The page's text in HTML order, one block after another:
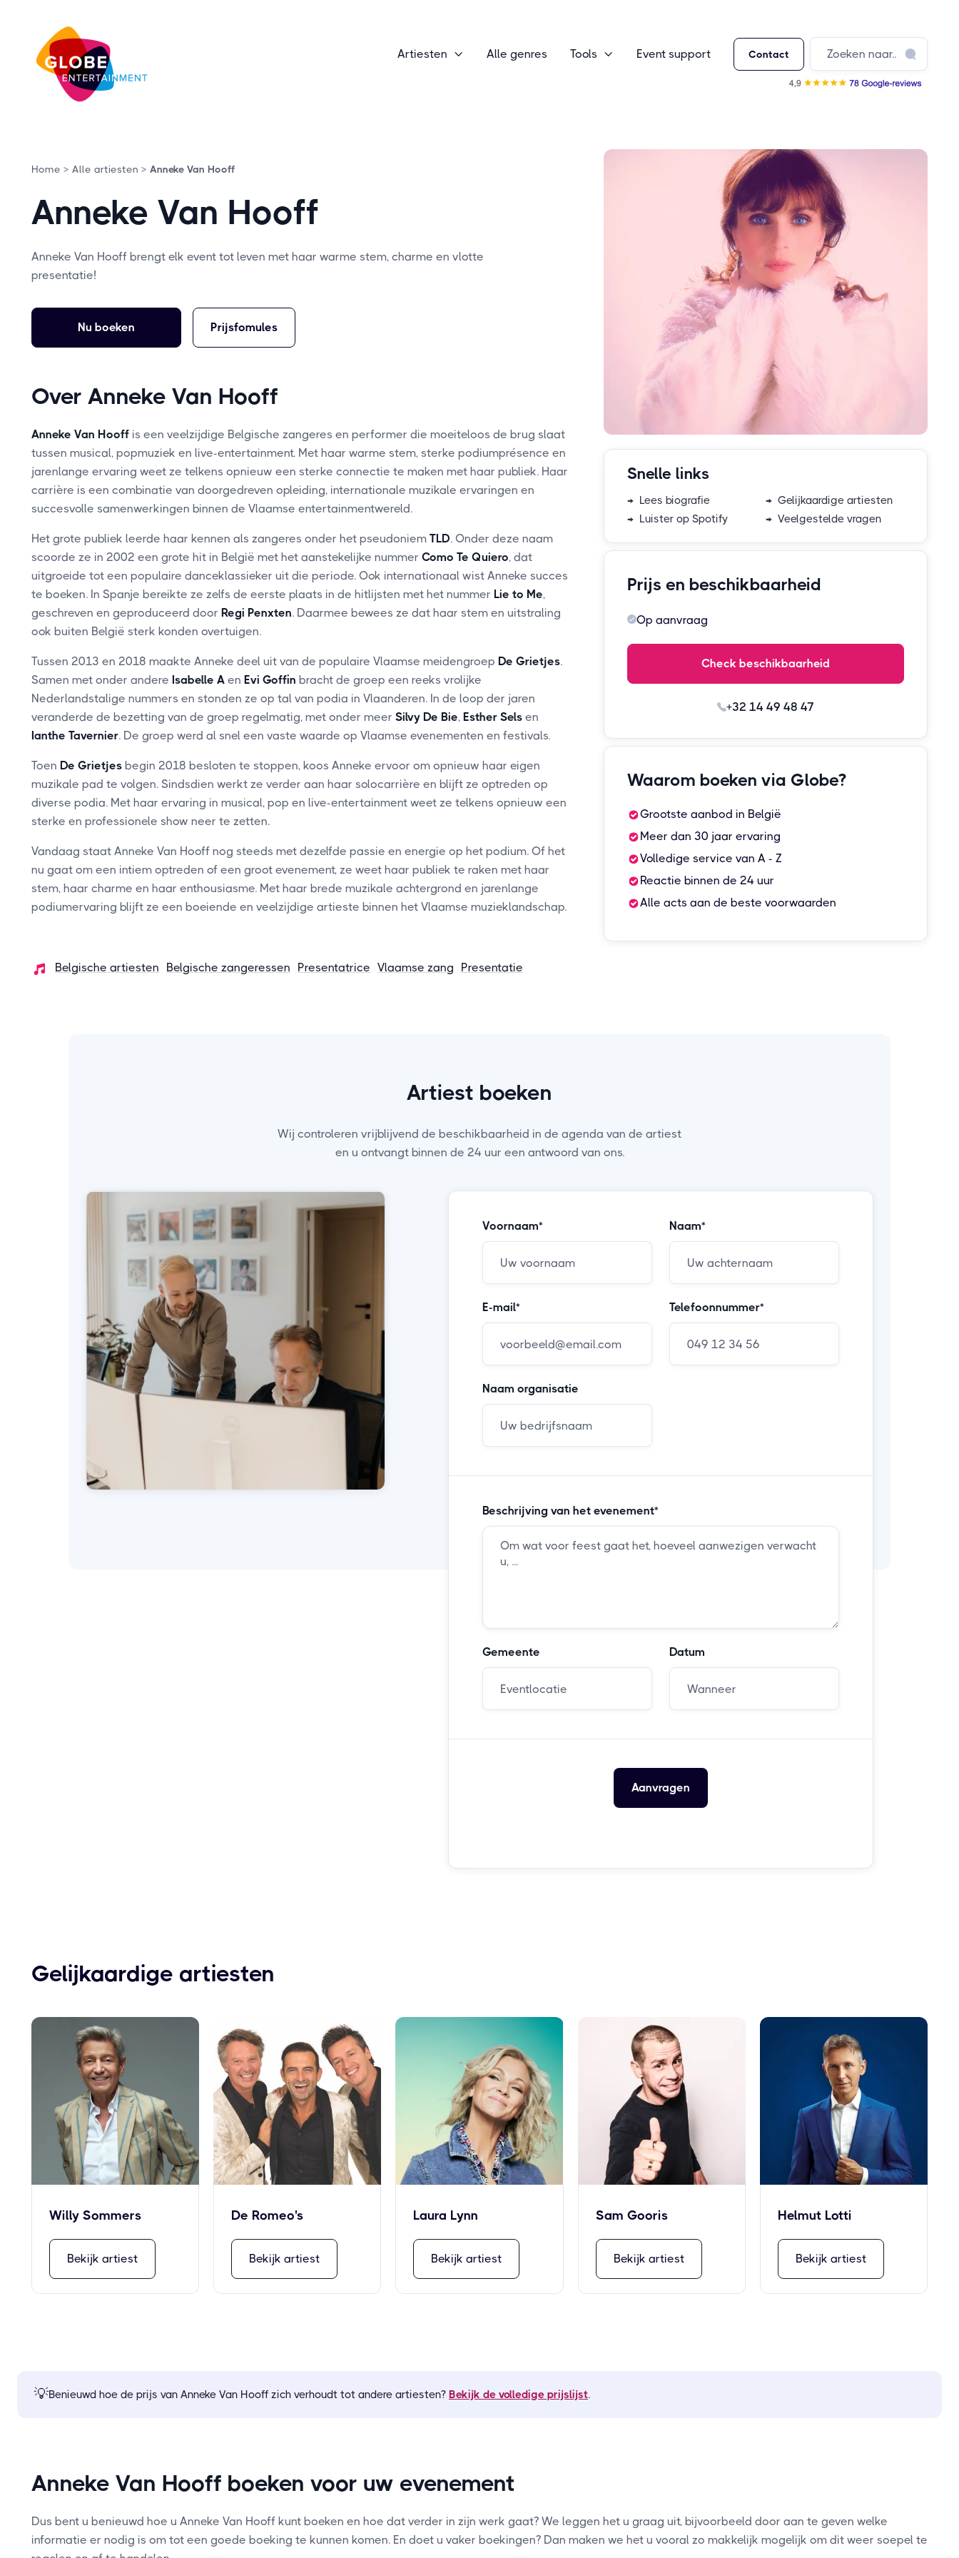
Artiesten  Alle genres Tools  Event support Contact
Home > Alle artiesten > Anneke Van Hooff
Anneke Van Hooff
Anneke Van Hooff brengt elk event tot leven met haar warme stem, charme en vlotte
presentatie!
Nu boeken Prijsfomules
Over Anneke Van Hooff
Anneke Van Hooff is een veelzijdige Belgische zangeres en performer die moeiteloos de brug slaat
tussen musical, popmuziek en live-entertainment. Met haar warme stem, sterke podiumprésence en
jarenlange ervaring weet ze telkens opnieuw een sterke connectie te maken met haar publiek. Haar
carrière is een combinatie van doorgedreven opleiding, internationale muzikale ervaringen en
succesvolle samenwerkingen binnen de Vlaamse entertainmentwereld.
Het grote publiek leerde haar kennen als zangeres onder het pseudoniem TLD. Onder deze naam
scoorde ze in 2002 een grote hit in België met het aanstekelijke nummer Como Te Quiero, dat
uitgroeide tot een populaire danceklassieker uit die periode. Ook internationaal wist Anneke succes
te boeken. In Spanje bereikte ze zelfs de eerste plaats in de hitlijsten met het nummer Lie to Me,
geschreven en geproduceerd door Regi Penxten. Daarmee bewees ze dat haar stem en uitstraling
ook buiten België sterk konden overtuigen.
Tussen 2013 en 2018 maakte Anneke deel uit van de populaire Vlaamse meidengroep De Grietjes.
Samen met onder andere Isabelle A en Evi Goffin bracht de groep een reeks vrolijke
Nederlandstalige nummers en stonden ze op tal van podia in Vlaanderen. In de loop der jaren
veranderde de bezetting van de groep regelmatig, met onder meer Silvy De Bie, Esther Sels en
Ianthe Tavernier. De groep werd al snel een vaste waarde op Vlaamse evenementen en festivals.
Toen De Grietjes begin 2018 besloten te stoppen, koos Anneke ervoor om opnieuw haar eigen
muzikale pad te volgen. Sindsdien werkt ze verder aan haar solocarrière en blijft ze optreden op
diverse podia. Met haar ervaring in musical, pop en live-entertainment weet ze telkens opnieuw een
sterke en professionele show neer te zetten.
Vandaag staat Anneke Van Hooff nog steeds met dezelfde passie en energie op het podium. Of het
nu gaat om een intiem optreden of een groot evenement, ze weet haar publiek te raken met haar
stem, haar charme en haar enthousiasme. Met haar brede muzikale achtergrond en jarenlange
podiumervaring blijft ze een boeiende en veelzijdige artieste binnen het Vlaamse muzieklandschap.
Belgische artiesten Belgische zangeressen Presentatrice Vlaamse zang Presentatie
Snelle links
→ Lees biografie
→ Gelijkaardige artiesten
→ Luister op Spotify
→ Veelgestelde vragen
Prijs en beschikbaarheid
Op aanvraag
Check beschikbaarheid
+32 14 49 48 47
Waarom boeken via Globe?
Grootste aanbod in België
Meer dan 30 jaar ervaring
Volledige service van A - Z
Reactie binnen de 24 uur
Alle acts aan de beste voorwaarden
Artiest boeken
Wij controleren vrijblijvend de beschikbaarheid in de agenda van de artiest
en u ontvangt binnen de 24 uur een antwoord van ons.
Voornaam* Naam*
E-mail* Telefoonnummer*
Naam organisatie
Beschrijving van het evenement*
Gemeente Datum
Gelijkaardige artiesten
Willy Sommers
Bekijk artiest
De Romeo's
Bekijk artiest
Laura Lynn
Bekijk artiest
Sam Gooris
Bekijk artiest
Helmut Lotti
Bekijk artiest
💡Benieuwd hoe de prijs van Anneke Van Hooff zich verhoudt tot andere artiesten? Bekijk de volledige prijslijst.
Anneke Van Hooff boeken voor uw evenement
Dus bent u benieuwd hoe u Anneke Van Hooff kunt boeken en hoe dat verder in zijn werk gaat? We leggen het u graag uit, bijvoorbeeld door aan te geven welke
informatie er nodig is om tot een goede boeking te kunnen komen. En doet u vaker boekingen? Dan maken we het u vooral zo makkelijk mogelijk om dit weer soepel te